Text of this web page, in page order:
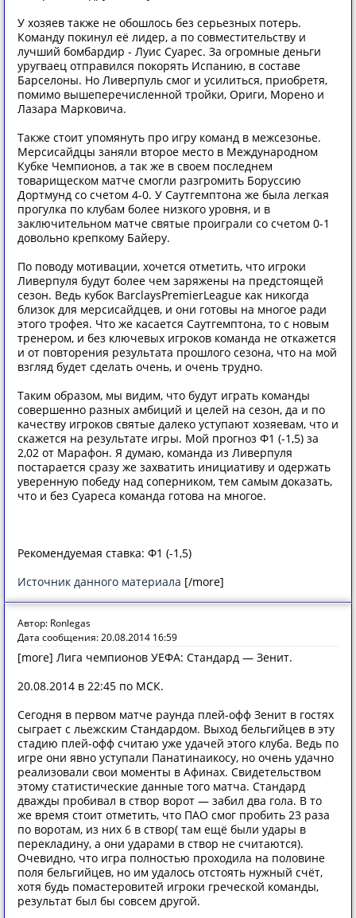
У хозяев также не обошлось без серьезных потерь.
Команду покинул её лидер, а по совместительству и
лучший бомбардир - Луис Суарес. За огромные деньги
уругваец отправился покорять Испанию, в составе
Барселоны. Но Ливерпуль смог и усилиться, приобретя,
помимо вышеперечисленной тройки, Ориги, Морено и
Лазара Марковича.
Также стоит упомянуть про игру команд в межсезонье.
Мерсисайдцы заняли второе место в Международном
Кубке Чемпионов, а так же в своем последнем
товарищеском матче смогли разгромить Боруссию
Дортмунд со счетом 4-0. У Саутгемптона же была легкая
прогулка по клубам более низкого уровня, и в
заключительном матче святые проиграли со счетом 0-1
довольно крепкому Байеру.
По поводу мотивации, хочется отметить, что игроки
Ливерпуля будут более чем заряжены на предстоящей
сезон. Ведь кубок BarclaysPremierLeague как никогда
близок для мерсисайдцев, и они готовы на многое ради
этого трофея. Что же касается Саутгемптона, то с новым
тренером, и без ключевых игроков команда не откажется
и от повторения результата прошлого сезона, что на мой
взгляд будет сделать очень, и очень трудно.
Таким образом, мы видим, что будут играть команды
совершенно разных амбиций и целей на сезон, да и по
качеству игроков святые далеко уступают хозяевам, что и
скажется на результате игры. Мой прогноз Ф1 (-1,5) за
2,02 от Марафон. Я думаю, команда из Ливерпуля
постарается сразу же захватить инициативу и одержать
уверенную победу над соперником, тем самым доказать,
что и без Суареса команда готова на многое.
Рекомендуемая ставка: Ф1 (-1,5)
Источник данного материала [/more]
Автор: Ronlegas
Дата сообщения: 20.08.2014 16:59
[more] Лига чемпионов УЕФА: Стандард — Зенит.
20.08.2014 в 22:45 по МСК.
Сегодня в первом матче раунда плей-офф Зенит в гостях
сыграет с льежским Стандардом. Выход бельгийцев в эту
стадию плей-офф считаю уже удачей этого клуба. Ведь по
игре они явно уступали Панатинаикосу, но очень удачно
реализовали свои моменты в Афинах. Свидетельством
этому статистические данные того матча. Стандард
дважды пробивал в створ ворот — забил два гола. В то
же время стоит отметить, что ПАО смог пробить 23 раза
по воротам, из них 6 в створ( там ещё были удары в
перекладину, а они ударами в створ не считаются).
Очевидно, что игра полностью проходила на половине
поля бельгийцев, но им удалось отстоять нужный счёт,
хотя будь помастеровитей игроки греческой команды,
результат был бы совсем другой.